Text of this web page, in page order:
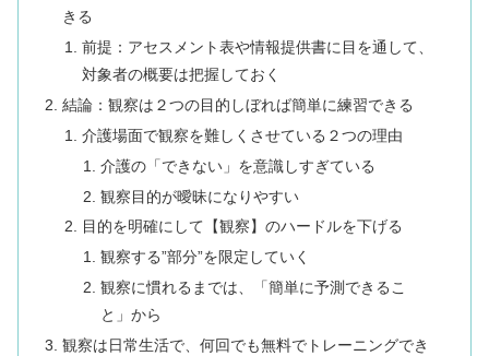
きる
前提：アセスメント表や情報提供書に目を通して、
対象者の概要は把握しておく
結論：観察は２つの目的しぼれば簡単に練習できる
介護場面で観察を難しくさせている２つの理由
介護の「できない」を意識しすぎている
観察目的が曖昧になりやすい
目的を明確にして【観察】のハードルを下げる
観察する”部分”を限定していく
観察に慣れるまでは、「簡単に予測できるこ
と」から
観察は日常生活で、何回でも無料でトレーニングでき